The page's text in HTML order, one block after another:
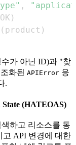
,
)
( product )
가 아닌 ID)과 "찾
화된 APIError 응
.
State (HATEOAS)
하고 리소스를 동
고 API 변경에 대한